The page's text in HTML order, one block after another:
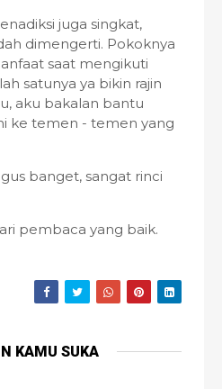
juga singkat,
dimengerti. Pokoknya
saat mengikuti
satunya ya bikin rajin
aku bakalan bantu
ke temen - temen yang
banget, sangat rinci
pembaca yang baik.
KAMU SUKA